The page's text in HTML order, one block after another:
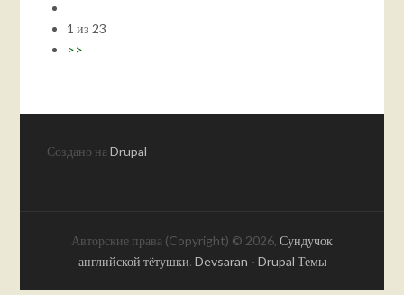
1 из 23
>>
Создано наDrupal
Авторские права (Copyright) © 2026, Сундучок
английской тётушки. Devsaran - Drupal Темы